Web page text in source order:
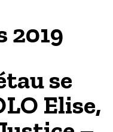
2019
se
Elise,